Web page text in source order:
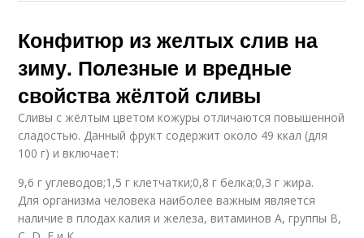
Конфитюр из желтых слив на
зиму. Полезные и вредные
свойства жёлтой сливы
Сливы с жёлтым цветом кожуры отличаются повышенной
сладостью. Данный фрукт содержит около 49 ккал (для
100 г) и включает:
9,6 г углеводов;1,5 г клетчатки;0,8 г белка;0,3 г жира.
Для организма человека наиболее важным является
наличие в плодах калия и железа, витаминов A, группы B,